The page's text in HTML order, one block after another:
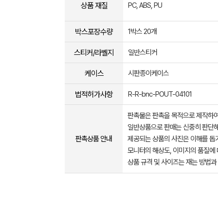
상품 재질 PC, ABS, PU
박스포장수량 1박스 20개
스티커/라벨지 일반스티커
케이스 시판종이케이스
법적허가사항 R-R-bnc-POUT-04101
판촉상품 안내
판촉물은 판촉을 목적으로 제작하
일반상품으로 판매는 신중히 판단
제공되는 상품의 사진은 이해를
모니터의 해상도, 이미지의 품질
상품 규격 및 사이즈는 재는 방법